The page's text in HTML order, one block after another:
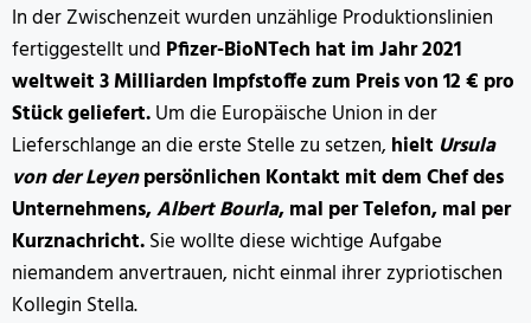
In der Zwischenzeit wurden unzählige Produktionslinien
fertiggestellt und Pfizer-BioNTech hat im Jahr 2021
weltweit 3 Milliarden Impfstoffe zum Preis von 12 € pro
Stück geliefert.Um die Europäische Union in der
Lieferschlange an die erste Stelle zu setzen, hielt Ursula
von der Leyenpersönlichen Kontakt mit dem Chef des
Unternehmens,Albert Bourla, mal per Telefon, mal per
Kurznachricht.Sie wollte diese wichtige Aufgabe
niemandem anvertrauen, nicht einmal ihrer zypriotischen
Kollegin Stella.